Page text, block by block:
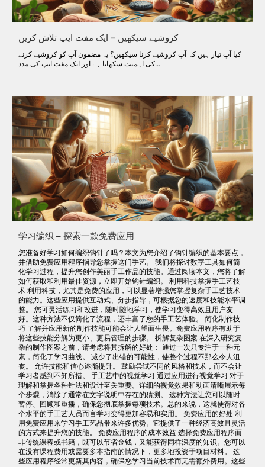
کروشیے سیکھیں – ایک مفت ایپ تلاش کریں
کیا آپ تیار ہیں کہ آپ کروشیے کرنا سیکھیں؟ یہ مضمون آپ کو کروشیے کرنے
کی اہمیت سکھاتا ہے اور ایک مفت ایپ کی مدد...
学习编织 – 探索一款免费应用
您准备好学习如何编织钩针了吗？本文为您介绍了钩针编织的基本要点，
并借助免费应用程序指导您掌握这门手艺。 我们将探讨数字工具如何简
化学习过程，提升您创作美丽手工作品的技能。通过阅读本文，您将了解
如何获取和利用最佳资源，立即开始钩针编织。 利用科技掌握手工艺技
术 利用科技，尤其是免费的应用，可以显著增强您掌握复杂手工艺技术
的能力。这些应用提供互动式、分步指导，可根据您的速度和技能水平调
整。 您可灵活练习和改进，随时随地学习，使学习变得高效且用户友
好。这种方法不仅简化了流程，还丰富了您的手工艺体验。 简化制作技
巧 了解并应用新的制作技能可能会让人望而生畏。免费应用程序有助于
将这些技能分解为更小、更易管理的步骤。 拆解复杂图案 在深入研究复
杂的制作图案之前，请考虑将其拆解的好处： 通过一次只专注于一种元
素，简化了学习曲线。 减少了出错的可能性，使整个过程不那么令人沮
丧。 允许技能和信心逐渐提升。 鼓励尝试不同的风格和技术，而不会让
学习者感到不知所措。 手工艺中的视觉学习 通过应用进行视觉学习 对于
理解和掌握各种针法和设计至关重要。详细的视觉效果和动画清晰展示每
个步骤，消除了通常在文字说明中存在的猜测。 这种方法让您可以随时
暂停、回顾和重播，确保您彻底掌握每项技术。总的来说，这就使得对各
个水平的手工艺人员而言学习变得更加容易和实用。 免费应用的好处 利
用免费应用来学习手工艺品带来许多优势。它提供了一种经济高效且灵活
的方式来提升您的技能。 免费应用程序的成本效益 选择免费应用程序而
非传统课程或书籍，既可以节省金钱，又能获得同样深度的知识。您可以
在没有课程费用或需要多本指南的情况下，更多地投资于项目材料。 这
些应用程序经常更新其内容，确保您学习当前技术而无需额外费用。这些